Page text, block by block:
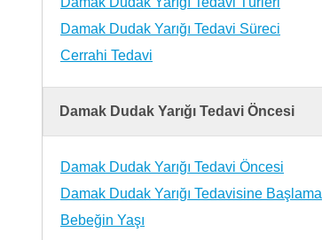
Damak Dudak Yarığı Tedavi Süreci
Cerrahi Tedavi
Damak Dudak Yarığı Tedavi Öncesi
Damak Dudak Yarığı Tedavi Öncesi
Damak Dudak Yarığı Tedavisine Başlama
Bebeğin Yaşı